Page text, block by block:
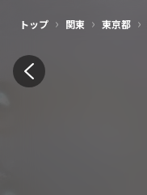
トップ › 関東 › 東京都 ›